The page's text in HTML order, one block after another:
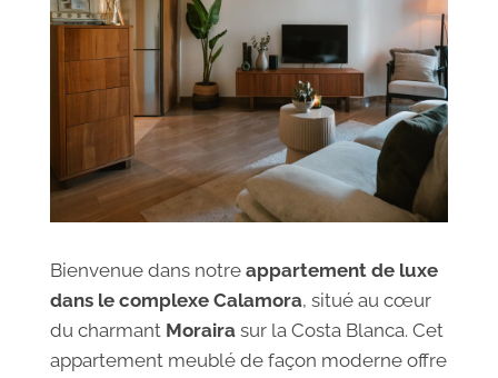
Bienvenue dans notre appartement de luxe
dans le complexe Calamora, situé au cœur
du charmant Morairasur la Costa Blanca. Cet
appartement meublé de façon moderne offre